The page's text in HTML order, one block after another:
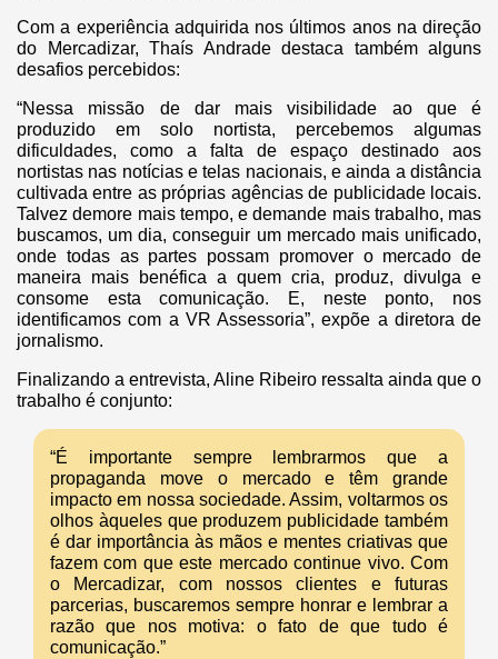
Com a experiência adquirida nos últimos anos na direção
do Mercadizar, Thaís Andrade destaca também alguns
desafios percebidos:
“Nessa missão de dar mais visibilidade ao que é
produzido em solo nortista, percebemos algumas
dificuldades, como a falta de espaço destinado aos
nortistas nas notícias e telas nacionais, e ainda a distância
cultivada entre as próprias agências de publicidade locais.
Talvez demore mais tempo, e demande mais trabalho, mas
buscamos, um dia, conseguir um mercado mais unificado,
onde todas as partes possam promover o mercado de
maneira mais benéfica a quem cria, produz, divulga e
consome esta comunicação. E, neste ponto, nos
identificamos com a VR Assessoria”, expõe a diretora de
jornalismo.
Finalizando a entrevista, Aline Ribeiro ressalta ainda que o
trabalho é conjunto:
“É importante sempre lembrarmos que a
propaganda move o mercado e têm grande
impacto em nossa sociedade. Assim, voltarmos os
olhos àqueles que produzem publicidade também
é dar importância às mãos e mentes criativas que
fazem com que este mercado continue vivo. Com
o Mercadizar, com nossos clientes e futuras
parcerias, buscaremos sempre honrar e lembrar a
razão que nos motiva: o fato de que tudo é
comunicação.”